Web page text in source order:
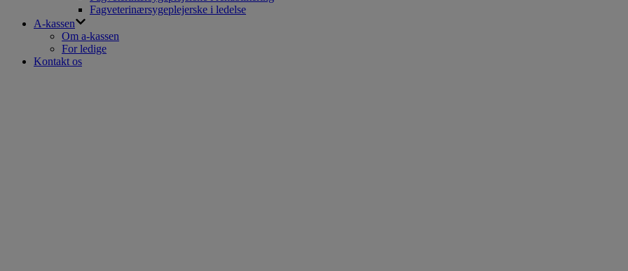
Fagveterinærsygeplejerske i ledelse
A-kassen
Om a-kassen
For ledige
Kontakt os